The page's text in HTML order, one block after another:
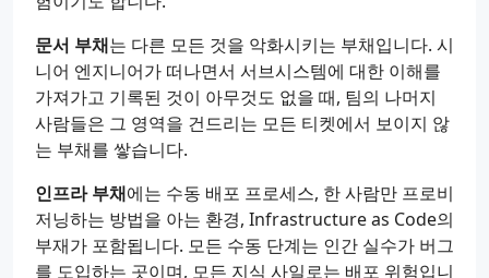
문서 부채는 다른 모든 것을 악화시키는 부채입니다. 시
니어 엔지니어가 떠나면서 서브시스템에 대한 이해를
가져가고 기록된 것이 아무것도 없을 때, 팀의 나머지
사람들은 그 영역을 건드리는 모든 티켓에서 보이지 않
는 부채를 쌓습니다.
인프라 부채에는 수동 배포 프로세스, 한 사람만 프로비
저닝하는 방법을 아는 환경, Infrastructure as Code의
부재가 포함됩니다. 모든 수동 단계는 인간 실수가 버그
를 도입하는 곳이며, 모든 지식 사일로는 배포 위험입니